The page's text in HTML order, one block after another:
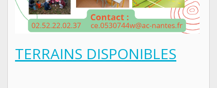
TERRAINS DISPONIBLES